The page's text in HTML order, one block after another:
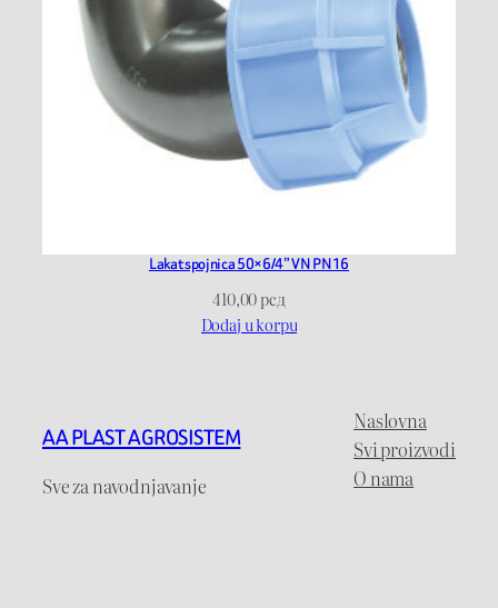
Lakat spojnica 50×6/4” VN PN16
410,00рсд
Dodaj u korpu
AA PLAST AGROSISTEM
Sve za navodnjavanje
Naslovna
Svi proizvodi
O nama